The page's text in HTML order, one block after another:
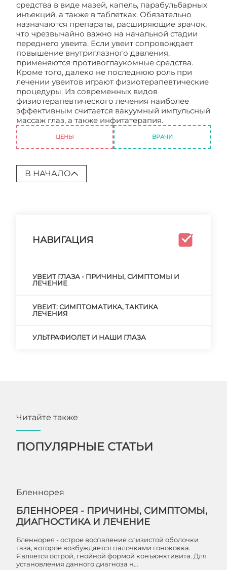
средства в виде мазей, капель, парабульбарных
инъекций, а также в таблетках. Обязательно
назначаются препараты, расширяющие зрачок,
что чрезвычайно важно на начальной стадии
переднего увеита. Если увеит сопровождает
повышение внутриглазного давления,
применяются противоглаукомные средства.
Кроме того, далеко не последнюю роль при
лечении увеитов играют физиотерапевтические
процедуры. Из современных видов
физиотерапевтического лечения наиболее
эффективным считается вакуумный импульсный
массаж глаз, а также инфитатерапия.
ЦЕНЫ ВРАЧИ
В НАЧАЛО
НАВИГАЦИЯ
УВЕИТ ГЛАЗА - ПРИЧИНЫ, СИМПТОМЫ И
ЛЕЧЕНИЕ
УВЕИТ: СИМПТОМАТИКА, ТАКТИКА
ЛЕЧЕНИЯ
УЛЬТРАФИОЛЕТ И НАШИ ГЛАЗА
Читайте также
ПОПУЛЯРНЫЕ СТАТЬИ
Бленнорея
БЛЕННОРЕЯ - ПРИЧИНЫ, СИМПТОМЫ,
ДИАГНОСТИКА И ЛЕЧЕНИЕ
Бленнорея - острое воспаление слизистой оболочки
газа, которое возбуждается палочками гонококка.
Является острой, гнойной формой конъюнктивита. Для
установления данного диагноза н…